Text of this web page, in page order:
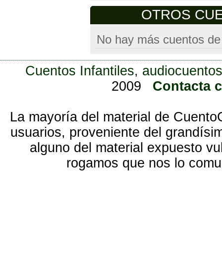
OTROS
No hay más cuentos
Cuentos Infantiles,
2009
Contacta
La mayoría del material de
usuarios, proveniente del
alguno del material expuesto
rogamos que nos lo